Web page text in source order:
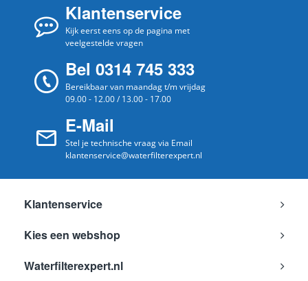
Klantenservice
Kijk eerst eens op de pagina met
veelgestelde vragen
Bel 0314 745 333
Bereikbaar van maandag t/m vrijdag
09.00 - 12.00 / 13.00 - 17.00
E-Mail
Stel je technische vraag via Email
klantenservice@waterfilterexpert.nl
Klantenservice
Kies een webshop
Waterfilterexpert.nl